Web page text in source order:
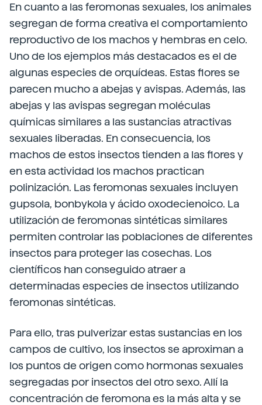
En cuanto a las feromonas sexuales, los animales
segregan de forma creativa el comportamiento
reproductivo de los machos y hembras en celo.
Uno de los ejemplos más destacados es el de
algunas especies de orquídeas. Estas flores se
parecen mucho a abejas y avispas. Además, las
abejas y las avispas segregan moléculas
químicas similares a las sustancias atractivas
sexuales liberadas. En consecuencia, los
machos de estos insectos tienden a las flores y
en esta actividad los machos practican
polinización. Las feromonas sexuales incluyen
gupsola, bonbykola y ácido oxodecienoico. La
utilización de feromonas sintéticas similares
permiten controlar las poblaciones de diferentes
insectos para proteger las cosechas. Los
científicos han conseguido atraer a
determinadas especies de insectos utilizando
feromonas sintéticas.
Para ello, tras pulverizar estas sustancias en los
campos de cultivo, los insectos se aproximan a
los puntos de origen como hormonas sexuales
segregadas por insectos del otro sexo. Allí la
concentración de feromona es la más alta y se